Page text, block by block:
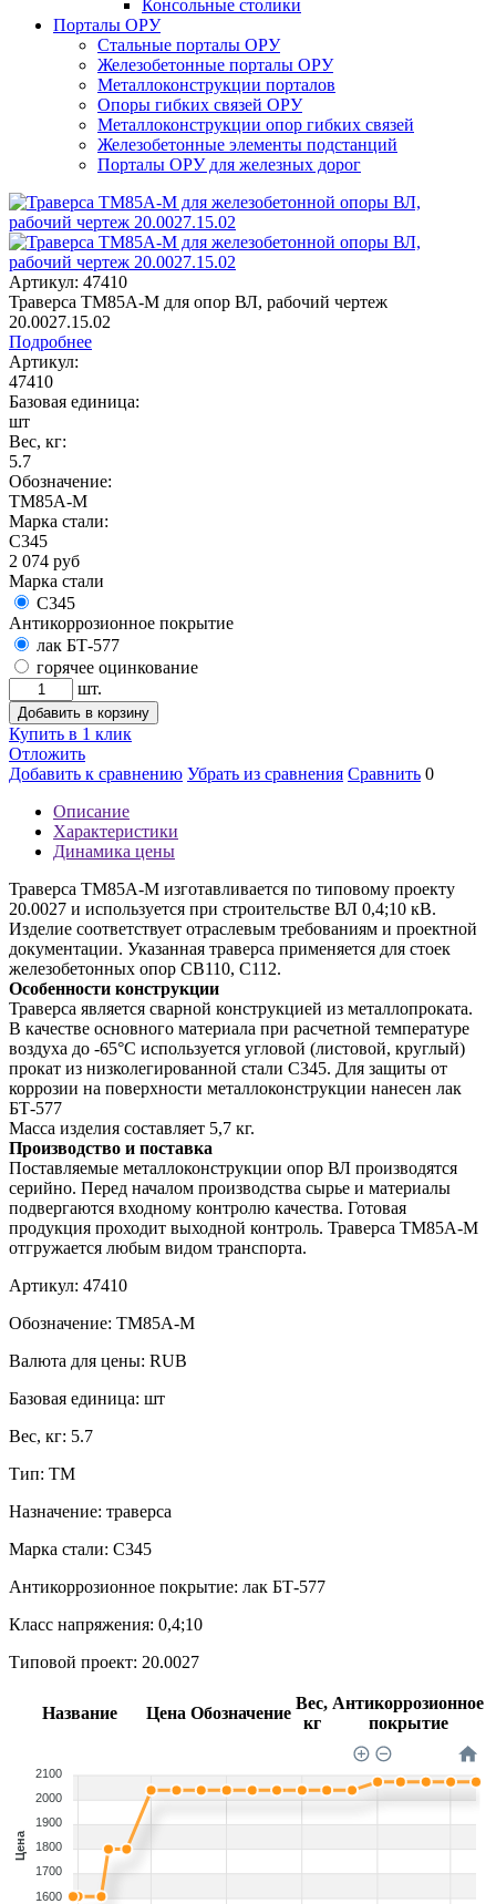
Консольные столики
Порталы ОРУ
Стальные порталы ОРУ
Железобетонные порталы ОРУ
Металлоконструкции порталов
Опоры гибких связей ОРУ
Металлоконструкции опор гибких связей
Железобетонные элементы подстанций
Порталы ОРУ для железных дорог
Артикул: 47410
Траверса ТМ85А-М для опор ВЛ, рабочий чертеж
20.0027.15.02
Подробнее
Артикул:
47410
Базовая единица:
шт
Вес, кг:
5.7
Обозначение:
ТМ85А-М
Марка стали:
С345
2 074 руб
Марка стали
С345
Антикоррозионное покрытие
лак БТ-577
горячее оцинкование
шт.
Добавить в корзину
Купить в 1 клик
Отложить
Добавить к сравнению Убрать из сравнения Сравнить 0
Описание
Характеристики
Динамика цены
Траверса ТМ85А-М изготавливается по типовому проекту
20.0027 и используется при строительстве ВЛ 0,4;10 кВ.
Изделие соответствует отраслевым требованиям и проектной
документации. Указанная траверса применяется для стоек
железобетонных опор СВ110, С112.
Особенности конструкции
Траверса является сварной конструкцией из металлопроката.
В качестве основного материала при расчетной температуре
воздуха до -65°С используется угловой (листовой, круглый)
прокат из низколегированной стали С345. Для защиты от
коррозии на поверхности металлоконструкции нанесен лак
БТ-577
Масса изделия составляет 5,7 кг.
Производство и поставка
Поставляемые металлоконструкции опор ВЛ производятся
серийно. Перед началом производства сырье и материалы
подвергаются входному контролю качества. Готовая
продукция проходит выходной контроль. Траверса ТМ85А-М
отгружается любым видом транспорта.
Артикул: 47410
Обозначение: ТМ85А-М
Валюта для цены: RUB
Базовая единица: шт
Вес, кг: 5.7
Тип: ТМ
Назначение: траверса
Марка стали: С345
Антикоррозионное покрытие: лак БТ-577
Класс напряжения: 0,4;10
Типовой проект: 20.0027
Название Цена Обозначение
Вес,
кг
Антикоррозионное
покрытие
2100
2000
1900
1800
1700
1600
Цена